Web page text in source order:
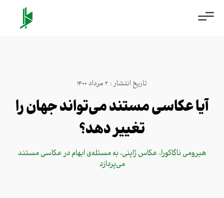
تاریخ انتشار : 2 مرداد 1400
آیا عکاسی مستند می‌تواند جهان را
تغییر دهد؟
هیرومی ناگاکورا، عکاس ژاپنی، به مسئله‌ی ابهام در عکاسی مستند
می‌پردازد